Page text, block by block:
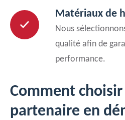
Matériaux de
Nous
qualité afin de
performance.
Comment
partenaire en